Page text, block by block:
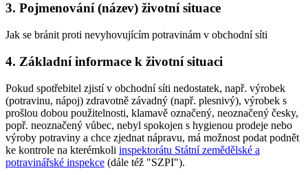
3. Pojmenování (název) životní situace
Jak se bránit proti nevyhovujícím potravinám v obchodní síti
4. Základní informace k životní situaci
Pokud spotřebitel zjistí v obchodní síti nedostatek, např. výrobek
(potravinu, nápoj) zdravotně závadný (např. plesnivý), výrobek s
prošlou dobou použitelnosti, klamavě označený, neoznačený česky,
popř. neoznačený vůbec, nebyl spokojen s hygienou prodeje nebo
výroby potraviny a chce zjednat nápravu, má možnost podat podnět
ke kontrole na kterémkoli inspektorátu Státní zemědělské a
potravinářské inspekce (dále též "SZPI").